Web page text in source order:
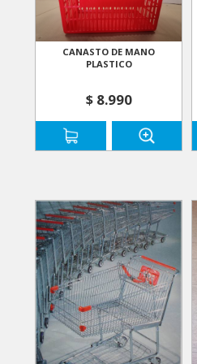
CANASTO DE MANO
PLASTICO
$ 8.990